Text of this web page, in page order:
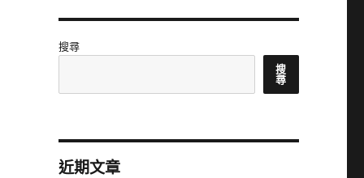
搜尋
搜
尋
近期文章